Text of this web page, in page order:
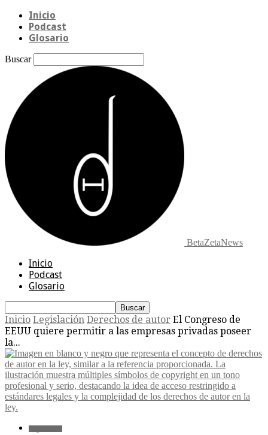
Inicio
Podcast
Glosario
Buscar
BetaZetaNews
Inicio
Podcast
Glosario
Inicio Legislación Derechos de autor El Congreso de
EEUU quiere permitir a las empresas privadas poseer
la...